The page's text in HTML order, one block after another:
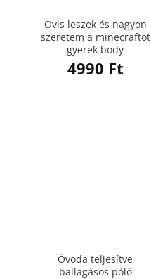
Ovis leszek és nagyon
szeretem a minecraftot
gyerek body
4990 Ft
Óvoda teljesítve
ballagásos póló